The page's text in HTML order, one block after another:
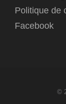
Politique de
Facebook
©